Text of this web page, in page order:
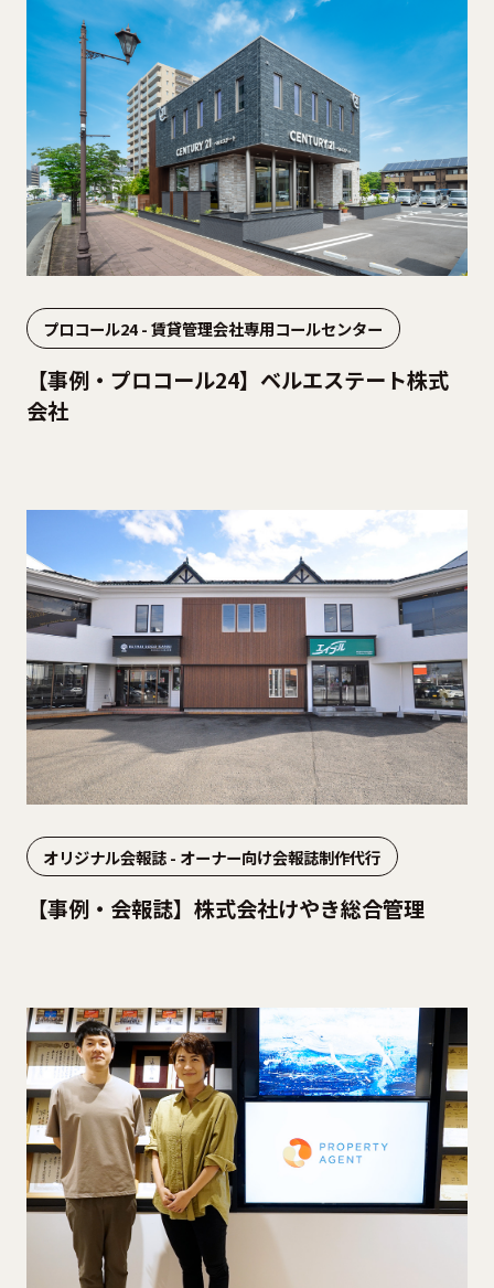
プロコール24 - 賃貸管理会社専用コールセンター
【事例・プロコール24】ベルエステート株式
会社
オリジナル会報誌 - オーナー向け会報誌制作代行
【事例・会報誌】株式会社けやき総合管理